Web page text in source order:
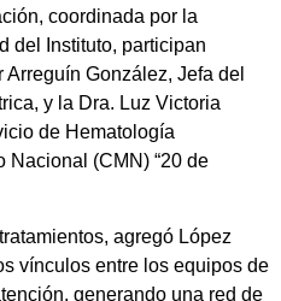
coordinada por la
del Instituto, participan
González, Jefa del
y la Dra. Luz Victoria
de Hematología
Nacional (CMN) “20 de
agregó López
vínculos entre los equipos de
generando una red de